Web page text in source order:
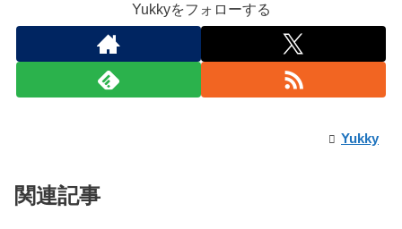
Yukkyをフォローする
Yukky
関連記事